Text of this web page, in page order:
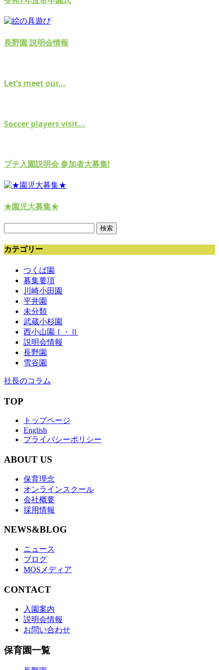
長野園 説明会情報
Let’s meet our...
Soccer players visit...
プチ入園説明会 参加者大募集!
★園児大募集★
カテゴリー
つくば園
募集要項
川崎小田園
平井園
未分類
武蔵小杉園
西小山園Ⅰ・Ⅱ
説明会情報
長野園
雪谷園
社長のコラム
TOP
トップページ
English
プライバシーポリシー
ABOUT US
保育理念
オンラインスクール
会社概要
採用情報
NEWS&BLOG
ニュース
ブログ
MOSメディア
CONTACT
入園案内
説明会情報
お問い合わせ
保育園一覧